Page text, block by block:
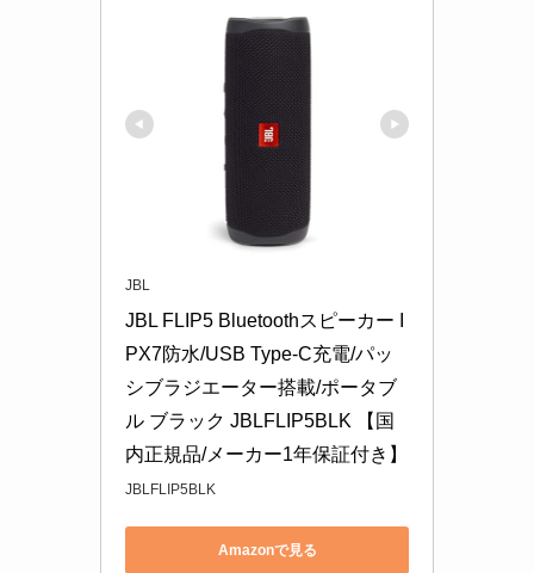
JBL
JBL FLIP5 Bluetoothスピーカー I
PX7防水/USB Type-C充電/パッ
シブラジエーター搭載/ポータブ
ル ブラック JBLFLIP5BLK 【国
内正規品/メーカー1年保証付き】
JBLFLIP5BLK
Amazonで見る